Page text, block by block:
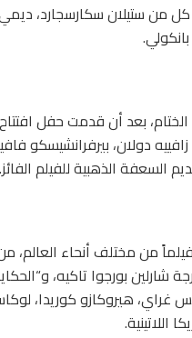
من ستيلان سكارسجارد، ديمي
بعد أن قدمت حفل
دولان، بيرفرانشيسكو
السعفة الذهبية للفيلم الفائز.
وتتنافس في المسابقة الرسمية 22 فيلماً من
شارلين بورجوا تاكيه،
غراي، هيروكازو كوريدا،
اللاتينية.